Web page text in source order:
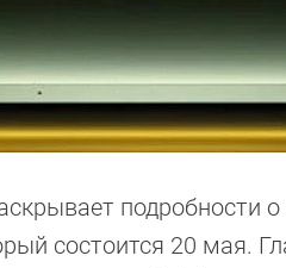
подробности
состоится 20 мая.